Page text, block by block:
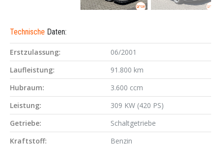
Technische Daten:
Erstzulassung:
06/2001
Laufleistung:
91.800 km
Hubraum:
3.600 ccm
Leistung:
309 KW (420 PS)
Getriebe:
Schaltgetriebe
Kraftstoff:
Benzin